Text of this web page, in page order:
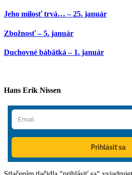
Jeho milosť trvá… – 25. január
Zbožnosť – 5. január
Duchovné bábätká – 1. január
Hans Erik Nissen
Prihlásiť sa